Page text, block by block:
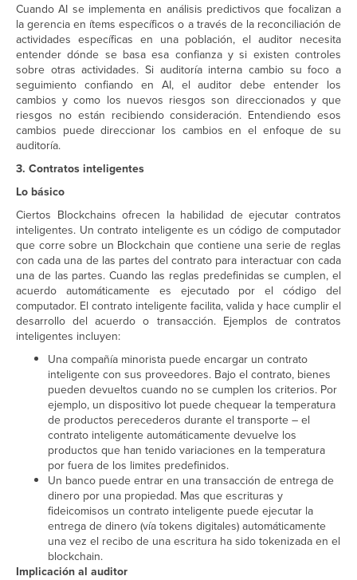
Cuando AI se implementa en análisis predictivos que focalizan a
la gerencia en ítems específicos o a través de la reconciliación de
actividades específicas en una población, el auditor necesita
entender dónde se basa esa confianza y si existen controles
sobre otras actividades. Si auditoría interna cambio su foco a
seguimiento confiando en AI, el auditor debe entender los
cambios y como los nuevos riesgos son direccionados y que
riesgos no están recibiendo consideración. Entendiendo esos
cambios puede direccionar los cambios en el enfoque de su
auditoría.
3. Contratos inteligentes
Lo básico
Ciertos Blockchains ofrecen la habilidad de ejecutar contratos
inteligentes. Un contrato inteligente es un código de computador
que corre sobre un Blockchain que contiene una serie de reglas
con cada una de las partes del contrato para interactuar con cada
una de las partes. Cuando las reglas predefinidas se cumplen, el
acuerdo automáticamente es ejecutado por el código del
computador. El contrato inteligente facilita, valida y hace cumplir el
desarrollo del acuerdo o transacción. Ejemplos de contratos
inteligentes incluyen:
Una compañía minorista puede encargar un contrato
inteligente con sus proveedores. Bajo el contrato, bienes
pueden devueltos cuando no se cumplen los criterios. Por
ejemplo, un dispositivo Iot puede chequear la temperatura
de productos perecederos durante el transporte – el
contrato inteligente automáticamente devuelve los
productos que han tenido variaciones en la temperatura
por fuera de los limites predefinidos.
Un banco puede entrar en una transacción de entrega de
dinero por una propiedad. Mas que escrituras y
fideicomisos un contrato inteligente puede ejecutar la
entrega de dinero (vía tokens digitales) automáticamente
una vez el recibo de una escritura ha sido tokenizada en el
blockchain.
Implicación al auditor